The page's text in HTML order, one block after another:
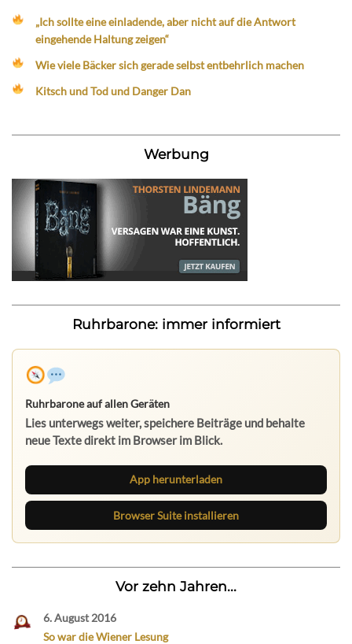
„Ich sollte eine einladende, aber nicht auf die Antwort
eingehende Haltung zeigen“
Wie viele Bäcker sich gerade selbst entbehrlich machen
Kitsch und Tod und Danger Dan
Werbung
Ruhrbarone: immer informiert
Ruhrbarone auf allen Geräten
Lies unterwegs weiter, speichere Beiträge und behalte
neue Texte direkt im Browser im Blick.
App herunterladen
Browser Suite installieren
Vor zehn Jahren...
6. August 2016
So war die Wiener Lesung